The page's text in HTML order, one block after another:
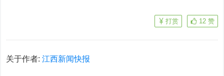
12 赞
打赏
关于作者:江西新闻快报